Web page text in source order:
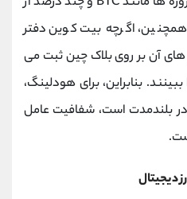
همچنین، اگرچه بیت کوین دفتر
های آن بر روی بلاک چین ثبت می
بنابراین، برای هودلینگ،
بلندمدت است، شفافیت عامل
دیجیتال